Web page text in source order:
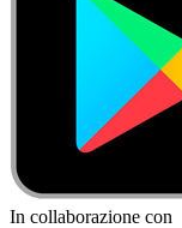
In collaborazione con